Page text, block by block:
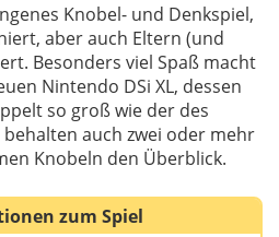
Knobel- und Denkspiel,
aber auch Eltern (und
Besonders viel Spaß macht
Nintendo DSi XL, dessen
so groß wie der des
auch zwei oder mehr
Knobeln den Überblick.
zum Spiel